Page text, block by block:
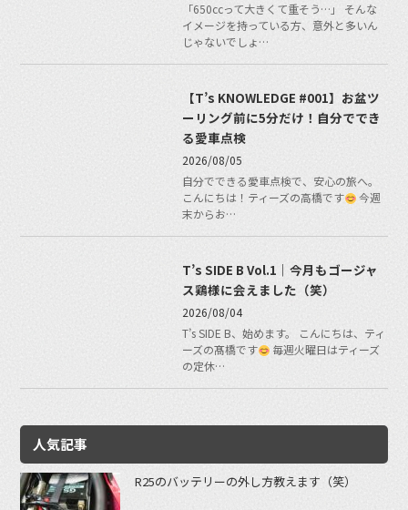
「650ccって大きくて重そう…」 そんな
イメージを持っている方、意外と多いん
じゃないでしょ…
【T’s KNOWLEDGE #001】お盆ツ
ーリング前に5分だけ！自分ででき
る愛車点検
2026/08/05
自分でできる愛車点検で、安心の旅へ。
こんにちは！ティーズの高橋です
今週
末からお…
T’s SIDE B Vol.1｜今月もゴージャ
ス鶏様に会えました（笑）
2026/08/04
T’s SIDE B、始めます。 こんにちは、ティ
ーズの髙橋です
毎週火曜日はティーズ
の定休…
人気記事
R25のバッテリーの外し方教えます（笑）